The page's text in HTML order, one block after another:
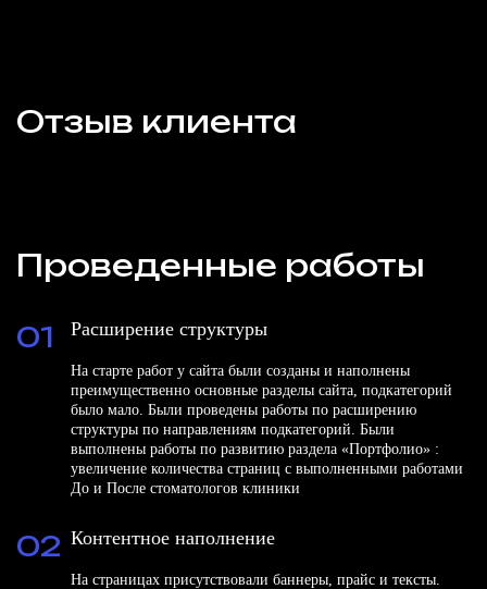
Отзыв клиента
Проведенные работы
Расширение структуры
На старте работ у сайта были созданы и наполнены
преимущественно основные разделы сайта, подкатегорий
было мало. Были проведены работы по расширению
структуры по направлениям подкатегорий. Были
выполнены работы по развитию раздела «Портфолио» :
увеличение количества страниц с выполненными работами
До и После стоматологов клиники
01
Контентное наполнение
На страницах присутствовали баннеры, прайс и тексты.
02